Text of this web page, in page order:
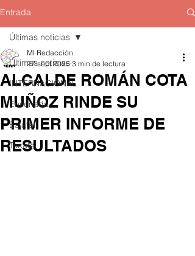
Entrada
Últimas noticias
INTERNACIONAL
Ensenada
Estatal
Tecate
Últimas noticias
ALCALDE ROMÁN COTA
MUÑOZ RINDE SU
PRIMER INFORME DE
RESULTADOS
MI Redacción
27 sept 2025 3 min de lectura